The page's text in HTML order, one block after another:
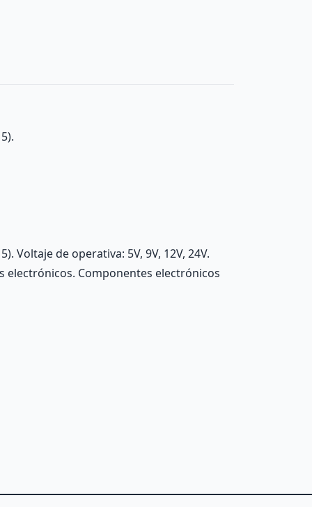
Voltaje de operativa: 5V, 9V, 12V, 24V.
electrónicos. Componentes electrónicos